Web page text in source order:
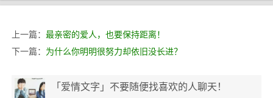
上一篇： 最亲密的爱人，也要保持距离！
下一篇： 为什么你明明很努力却依旧没长进？
「爱情文字」不要随便找喜欢的人聊天！